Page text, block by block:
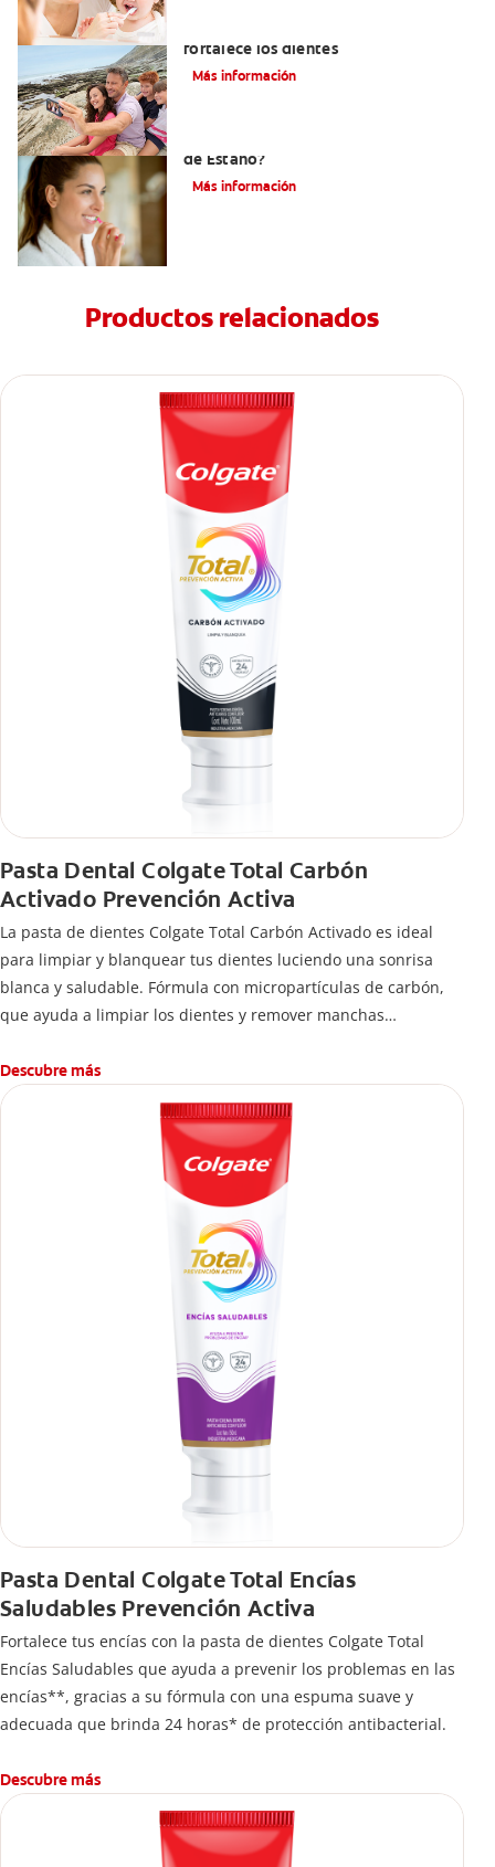
fortalece los dientes
Más información
de Estaño?
Más información
Productos relacionados
Pasta Dental Colgate Total Carbón
Activado Prevención Activa
La pasta de dientes Colgate Total Carbón Activado es ideal
para limpiar y blanquear tus dientes luciendo una sonrisa
blanca y saludable. Fórmula con micropartículas de carbón,
que ayuda a limpiar los dientes y remover manchas
¿Qué hace el carbón activado en una pasta dental y por qué
se usa para ayudar a remover manchas superficiales?
También encontrarás cómo incluirla en tu rutina, en casa o de
viaje, con tips de cepillado para una sonrisa sana.
Descubre más
Pasta Dental Colgate Total Encías
Saludables Prevención Activa
Fortalece tus encías con la pasta de dientes Colgate Total
Encías Saludables que ayuda a prevenir los problemas en las
encías**, gracias a su fórmula con una espuma suave y
adecuada que brinda 24 horas* de protección antibacterial.
Descubre más